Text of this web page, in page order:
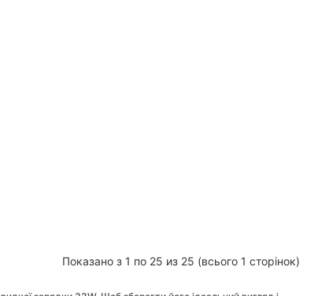
Показано з 1 по 25 из 25 (всього 1 сторінок)